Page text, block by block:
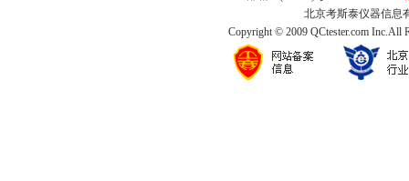
北京考斯泰仪器信息
Copyright © 2009 QCtester.com Inc.All